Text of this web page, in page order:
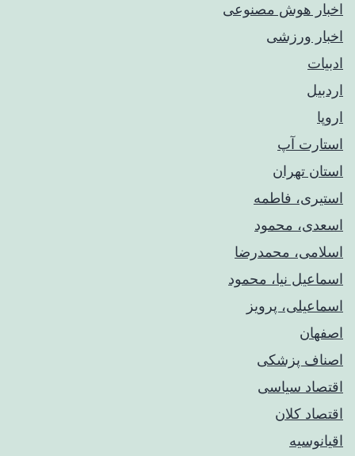
اخبار هوش مصنوعی
اخبار ورزشی
ادبیات
اردبیل
اروپا
استارت آپ
استان تهران
استیری، فاطمه
اسعدی، محمود
اسلامی، محمدرضا
اسماعیل نیا، محمود
اسماعیلی، پرویز
اصفهان
اصناف پزشکی
اقتصاد سیاسی
اقتصاد کلان
اقیانوسیه